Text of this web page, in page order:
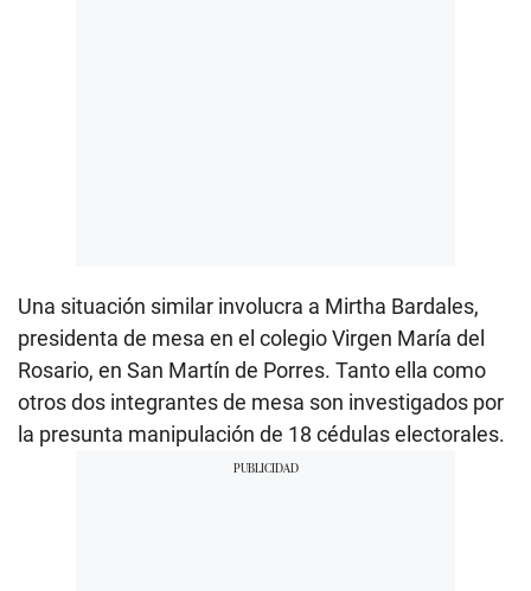
Una situación similar involucra a Mirtha Bardales,
presidenta de mesa en el colegio Virgen María del
Rosario, en San Martín de Porres. Tanto ella como
otros dos integrantes de mesa son investigados por
la presunta manipulación de 18 cédulas electorales.